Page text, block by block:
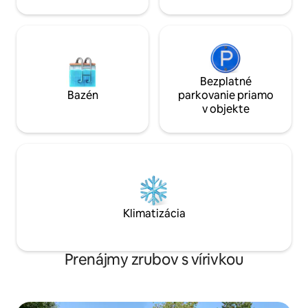
Bazén
Bezplatné
parkovanie priamo
v objekte
Klimatizácia
Prenájmy zrubov s vírivkou